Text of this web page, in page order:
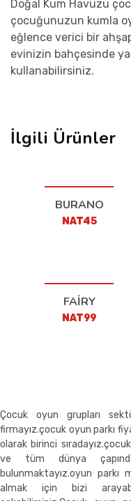
Doğal Kum Havuzu
çocuğunuzun kumla
eğlence verici bir
evinizin bahçesinde
kullanabilirsiniz.
İlgili Ürünler
BURANO
NAT45
FAİRY
NAT99
Çocuk oyun grupları
firmayız.çocuk oyun parkı
olarak birinci
ve tüm dünya
bulunmaktayız.oyun parkı
almak için bizi